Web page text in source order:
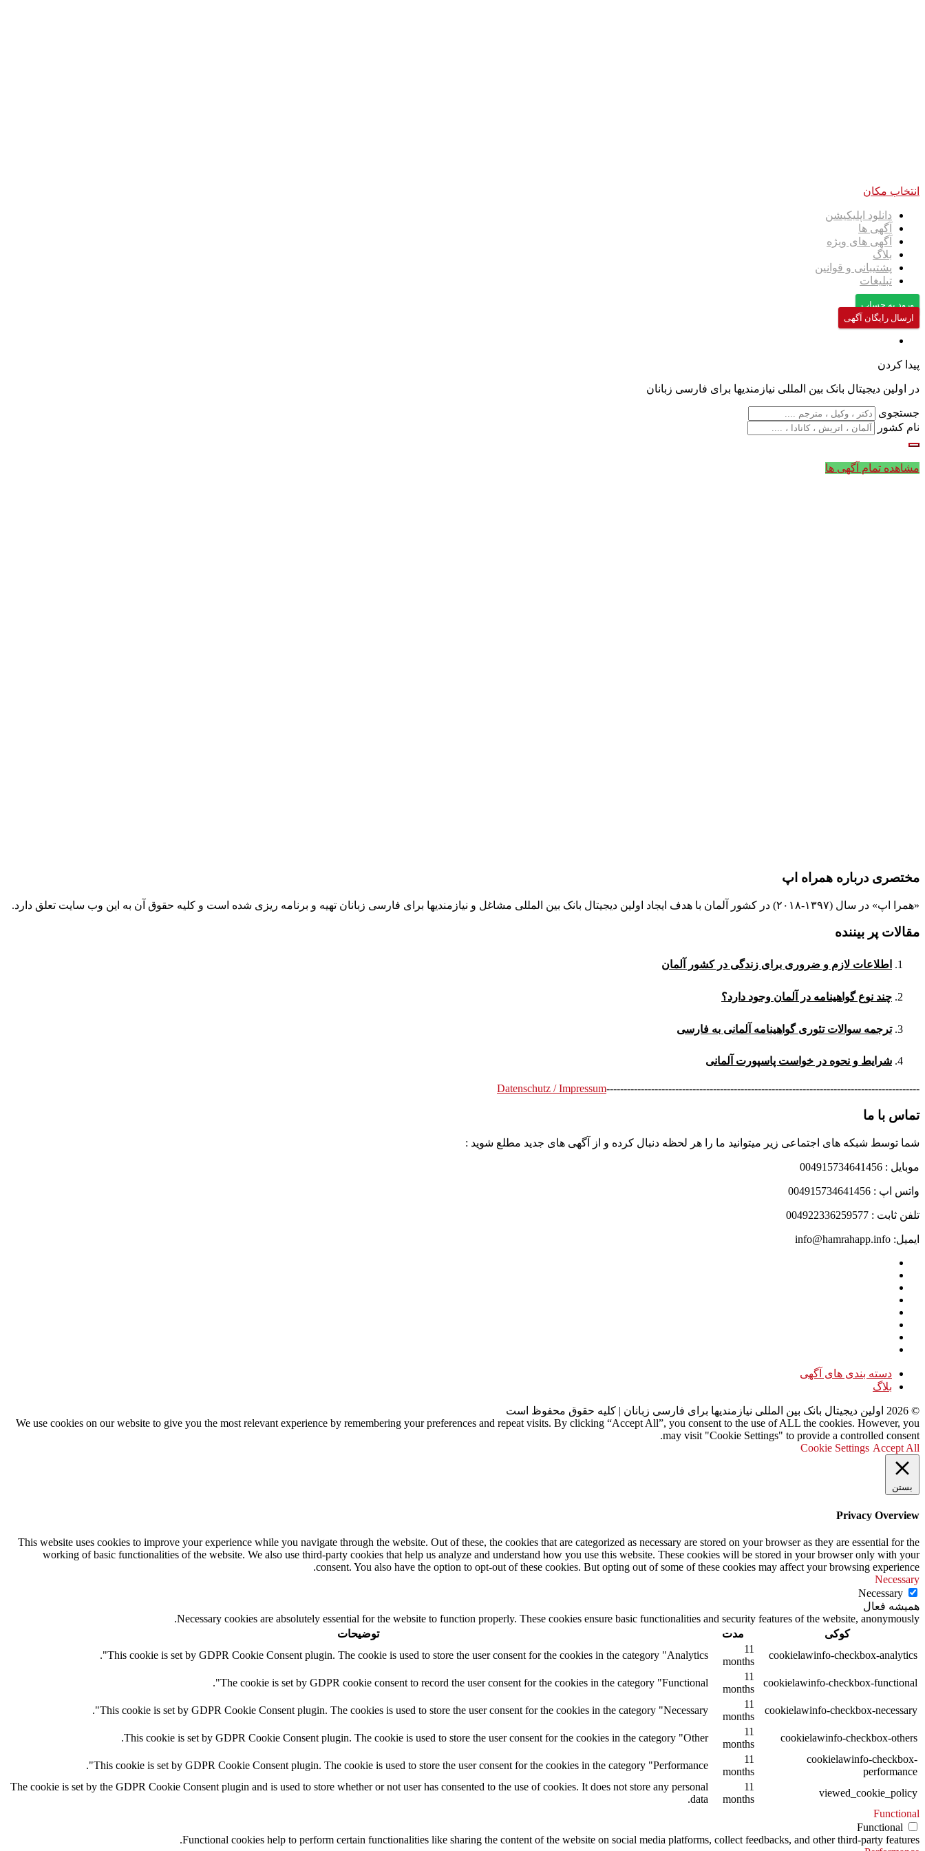
انتخاب مکان
دانلود اپلیکیشن
آگهی ها
آگهی های ویژه
بلاگ
پشتیبانی و قوانین
تبلیغات
ورود به حساب
ارسال رایگان آگهی
پیدا کردن
در اولین دیجیتال بانک بین المللی نیازمندیها برای فارسی زبانان
جستجوی
نام کشور
مشاهده تمام آگهی ها
مختصری درباره همراه اپ
«همرا اپ» در سال (۱۳۹۷-۲۰۱۸) در کشور آلمان با هدف ایجاد اولین دیجیتال بانک بین المللی مشاغل و نیازمندیها برای فارسی زبانان تهیه و برنامه ریزی شده است و کلیه حقوق آن به این وب سایت تعلق دارد.
مقالات پر بیننده
اطلاعات لازم و ضروری برای زندگی در کشور آلمان
چند نوع گواهینامه در آلمان وجود دارد؟
ترجمه سوالات تئوری گواهینامه آلمانی به فارسی
شرایط و نحوه در خواست پاسپورت آلمانی
-------------------------------------------------------------------------------------------
Datenschutz / Impressum
تماس با ما
شما توسط شبکه های اجتماعی زیر میتوانید ما را هر لحظه دنبال کرده و از آگهی های جدید مطلع شوید :
موبایل : 004915734641456
واتس اپ : 004915734641456
تلفن ثابت : 004922336259577
ایمیل: info@hamrahapp.info
دسته بندی های آگهی
بلاگ
©
2026 اولین دیجیتال بانک بین المللی نیازمندیها برای فارسی زبانان | کلیه حقوق محفوظ است
We use cookies on our website to give you the most relevant experience by remembering your preferences and repeat visits. By clicking “Accept All”, you consent to the use of ALL the cookies. However, you
may visit "Cookie Settings" to provide a controlled consent.
Cookie Settings Accept All
بستن
Privacy Overview
This website uses cookies to improve your experience while you navigate through the website. Out of these, the cookies that are categorized as necessary are stored on your browser as they are essential for the
working of basic functionalities of the website. We also use third-party cookies that help us analyze and understand how you use this website. These cookies will be stored in your browser only with your
consent. You also have the option to opt-out of these cookies. But opting out of some of these cookies may affect your browsing experience.
Necessary
Necessary
همیشه فعال
Necessary cookies are absolutely essential for the website to function properly. These cookies ensure basic functionalities and security features of the website, anonymously.
کوکی
مدت
توضیحات
cookielawinfo-checkbox-analytics
11
months
This cookie is set by GDPR Cookie Consent plugin. The cookie is used to store the user consent for the cookies in the category "Analytics".
cookielawinfo-checkbox-functional
11
months
The cookie is set by GDPR cookie consent to record the user consent for the cookies in the category "Functional".
cookielawinfo-checkbox-necessary
11
months
This cookie is set by GDPR Cookie Consent plugin. The cookies is used to store the user consent for the cookies in the category "Necessary".
cookielawinfo-checkbox-others
11
months
This cookie is set by GDPR Cookie Consent plugin. The cookie is used to store the user consent for the cookies in the category "Other.
cookielawinfo-checkbox-
performance
11
months
This cookie is set by GDPR Cookie Consent plugin. The cookie is used to store the user consent for the cookies in the category "Performance".
viewed_cookie_policy
11
months
The cookie is set by the GDPR Cookie Consent plugin and is used to store whether or not user has consented to the use of cookies. It does not store any personal
data.
Functional
Functional
Functional cookies help to perform certain functionalities like sharing the content of the website on social media platforms, collect feedbacks, and other third-party features.